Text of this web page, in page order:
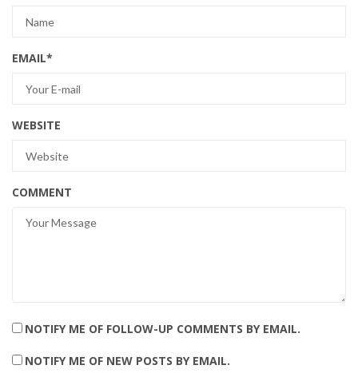
EMAIL*
WEBSITE
COMMENT
NOTIFY ME OF FOLLOW-UP COMMENTS BY EMAIL.
NOTIFY ME OF NEW POSTS BY EMAIL.